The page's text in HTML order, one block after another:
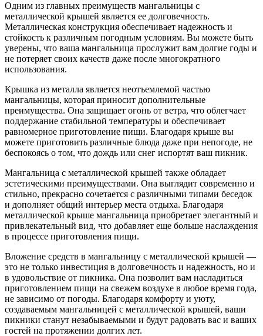
Одним из главных преимуществ мангальницы с
металлической крышей является ее долговечность.
Металлическая конструкция обеспечивает надежность и
стойкость к различным погодным условиям. Вы можете быть
уверены, что ваша мангальница прослужит вам долгие годы и
не потеряет своих качеств даже после многократного
использования.
Крышка из металла является неотъемлемой частью
мангальницы, которая приносит дополнительные
преимущества. Она защищает огонь от ветра, что облегчает
поддержание стабильной температуры и обеспечивает
равномерное приготовление пищи. Благодаря крыше вы
можете приготовить различные блюда даже при непогоде, не
беспокоясь о том, что дождь или снег испортят ваш пикник.
Мангальница с металлической крышей также обладает
эстетическими преимуществами. Она выглядит современно и
стильно, прекрасно сочетается с различными типами беседок
и дополняет общий интерьер места отдыха. Благодаря
металлической крыше мангальница приобретает элегантный и
привлекательный вид, что добавляет еще больше наслаждения
в процессе приготовления пищи.
Вложение средств в мангальницу с металлической крышей —
это не только инвестиция в долговечность и надежность, но и
в удовольствие от пикника. Она позволит вам насладиться
приготовлением пищи на свежем воздухе в любое время года,
не зависимо от погоды. Благодаря комфорту и уюту,
создаваемым мангальницей с металлической крышей, ваши
пикники станут незабываемыми и будут радовать вас и ваших
гостей на протяжении долгих лет.